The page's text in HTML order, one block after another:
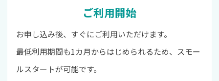
ご利用開始
お申し込み後、すぐにご利用いただけます。
最低利用期間も1カ月からはじめられるため、スモー
ルスタートが可能です。